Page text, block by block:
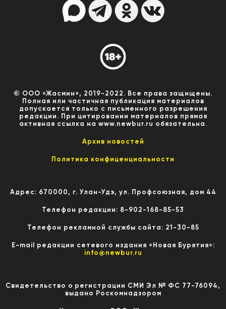
© ООО «Жасмин», 2019-2022. Все права защищены.
Полная или частичная публикация материалов
допускается только с письменного разрешения
редакции. При цитировании материалов прямая
активная ссылка на www.newbur.ru обязательна.
Архив новостей
Политика конфиценциальности
Адрес: 670000, г. Улан-Удэ, ул. Профсоюзная, дом 44
Телефон редакции: 8-902-168-85-53
Телефон рекламной службы сайта: 21-30-85
E-mail редакции сетевого издания «Новая Бурятия»:
info@newbur.ru
Свидетельство о регистрации СМИ Эл № ФС 77-76094,
выдано Роскомнадзором